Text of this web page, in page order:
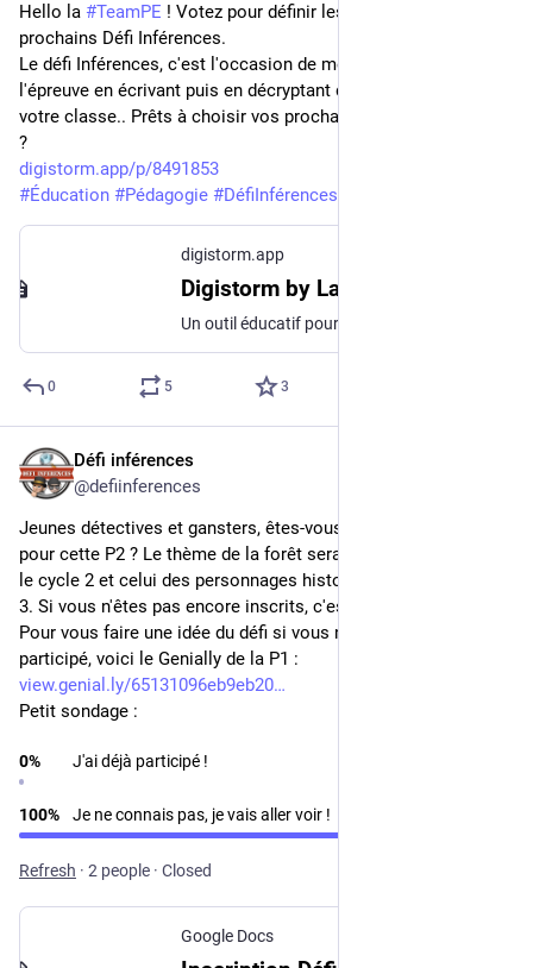
Hello la #TeamPE ! Votez pour définir les thèmes des
prochains Défi Inférences.
Le défi Inférences, c'est l'occasion de mettre vos neurones à
l'épreuve en écrivant puis en décryptant des inférences avec
votre classe.. Prêts à choisir vos prochains sujets de réflexion
?
digistorm.app/p/8491853
#Éducation #Pédagogie #DéfiInférences
digistorm.app
Digistorm by La Digitale
0 5 3
Défi inférences
@defiinferences
Jeunes détectives et gansters, êtes-vous prêts à relever le défi
pour cette P2 ? Le thème de la forêt sera mis en lumière pour
le cycle 2 et celui des personnages historiques pour le cycle
3. Si vous n'êtes pas encore inscrits, c'est ici !
Pour vous faire une idée du défi si vous n'avez pas encore
participé, voici le Genially de la P1 :
view.genial.ly/65131096eb9eb20
Petit sondage :
0% J'ai déjà participé !
100% Je ne connais pas, je vais aller voir !
Refresh · 2 people · Closed
Google Docs